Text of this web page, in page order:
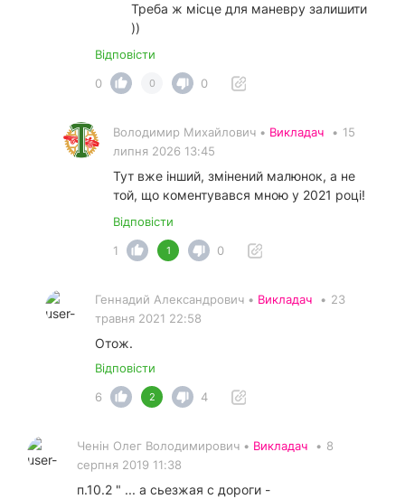
Треба ж місце для маневру залишити
))
Відповісти
0
0 0
Володимир Михайлович • Викладач • 15
липня 2026 13:45
Тут вже інший, змінений малюнок, а не
той, що коментувався мною у 2021 році!
Відповісти
1
1 0
Геннадий Александрович • Викладач • 23
травня 2021 22:58
Отож.
Відповісти
6
2 4
Ченін Олег Володимирович • Викладач • 8
серпня 2019 11:38
п.10.2 " ... а сьезжая с дороги -